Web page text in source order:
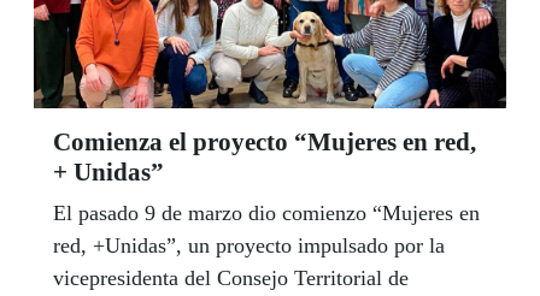
Comienza el proyecto “Mujeres en red,
+ Unidas”
El pasado 9 de marzo dio comienzo “Mujeres en
red, +Unidas”, un proyecto impulsado por la
vicepresidenta del Consejo Territorial de